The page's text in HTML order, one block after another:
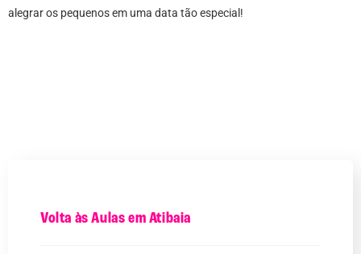
alegrar os pequenos em uma data tão especial!
Volta às Aulas em Atibaia